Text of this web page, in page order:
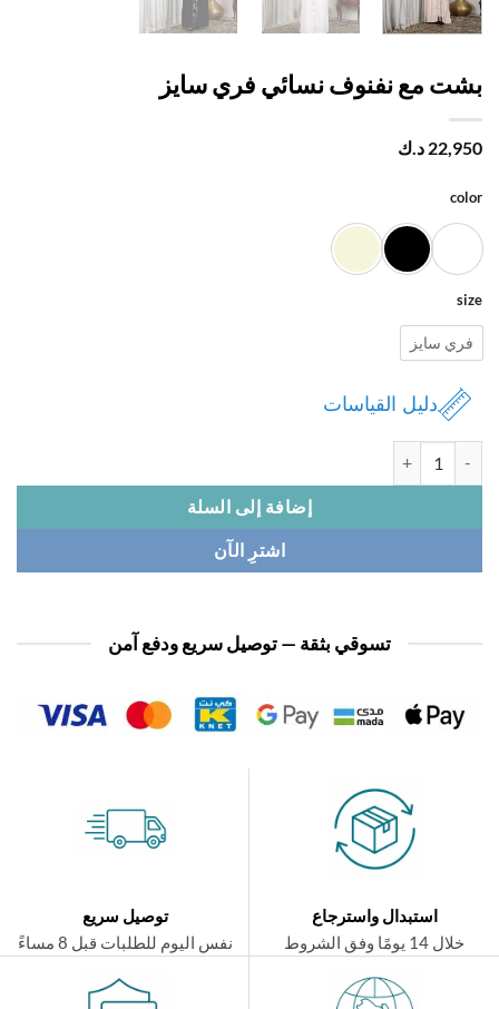
مع نفنوف نسائي فري سايز
د.ك
سايز
دليل القياسات
إضافة إلى السلة
اشترِ الآن
تسوقي بثقة — توصيل سريع ودفع آمن
استبدال واسترجاع
توصيل سريع
نفس اليوم للطلبات قبل 8 مساءً